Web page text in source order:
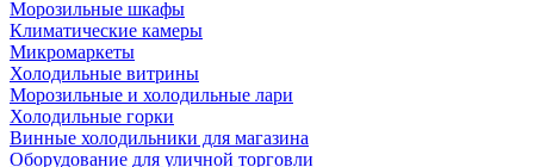
Морозильные шкафы
Климатические камеры
Микромаркеты
Холодильные витрины
Морозильные и холодильные лари
Холодильные горки
Винные холодильники для магазина
Оборудование для уличной торговли